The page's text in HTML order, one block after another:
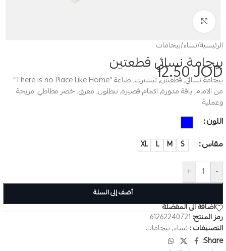
الرئيسية/نساء/بيجامات
بيجامة نسائي قطعتين
12.50JOD
بيجامة نسائي, قطعتين, تيشيرت, طباعة “There is no Place Like Home”
من الامام, ياقة مدورة, اكمام قصيرة, بنطلون, معرق, خصر مطاطي, مريحة
وعملية
اللون
مقاس
S
M
L
XL
-
+
أضف إلى السلة
اضافة الى المفضلة
رمز المنتج: 61262240721
التصنيفات : نساء, بيجامات
Share: